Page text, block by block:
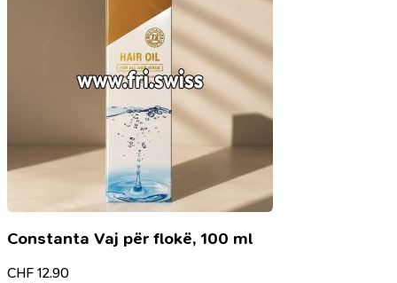
Constanta Vaj për flokë, 100 ml
CHF 12.90